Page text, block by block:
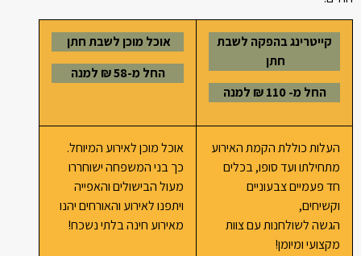
קייטרינג בהפקה לשבת
חתן
החל מ- 110 ₪ למנה
אוכל מוכן לשבת חתן
החל מ-58 ₪ למנה
העלות כוללת הקמת האירוע
מתחילתו ועד סופו, בכלים
חד פעמיים צבעוניים
וקשיחים,
הגשה לשולחנות עם צוות
מקצועי ומיומן!
אוכל מוכן לאירוע המיוחל.
כך בני המשפחה ישוחררו
מעול הבישולים והאפייה
ויתפנו לאירוע והאורחים יהנו
מאירוע חינה בלתי נשכח!